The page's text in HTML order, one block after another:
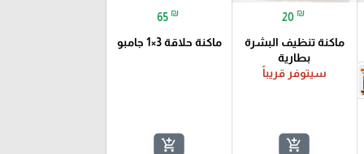
20 ₪
ماكنة تنظيف البشرة
بطارية
سيتوفر قريباً
add_shopping_cart
65 ₪
ماكنة حلاقة 3×1 جامبو
add_shopping_cart